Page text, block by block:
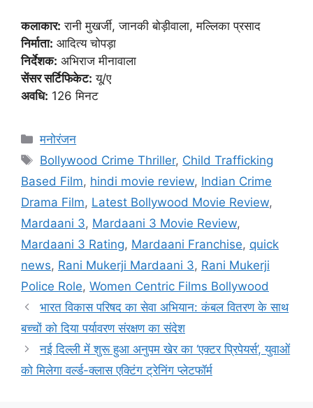
कलाकार: रानी मुखर्जी, जानकी बोड़ीवाला, मल्लिका प्रसाद
निर्माता: आदित्य चोपड़ा
निर्देशक: अभिराज मीनावाला
सेंसर सर्टिफिकेट: यू/ए
अवधि: 126 मिनट
मनोरंजन
Bollywood Crime Thriller, Child Trafficking
Based Film, hindi movie review, Indian Crime
Drama Film, Latest Bollywood Movie Review,
Mardaani 3, Mardaani 3 Movie Review,
Mardaani 3 Rating, Mardaani Franchise, quick
news, Rani Mukerji Mardaani 3, Rani Mukerji
Police Role, Women Centric Films Bollywood
भारत विकास परिषद का सेवा अभियान: कंबल वितरण के साथ
बच्चों को दिया पर्यावरण संरक्षण का संदेश
नई दिल्ली में शुरू हुआ अनुपम खेर का ‘एक्टर प्रिपेयर्स’, युवाओं
को मिलेगा वर्ल्ड-क्लास एक्टिंग ट्रेनिंग प्लेटफॉर्म